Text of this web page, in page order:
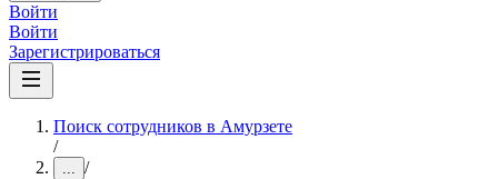
Войти
Войти
Зарегистрироваться
Поиск сотрудников в Амурзете
/
... /